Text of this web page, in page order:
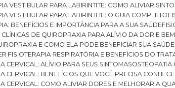
VESTIBULAR PARA LABIRINTITE: COMO ALIVIAR
VESTIBULAR PARA LABIRINTITE: O GUIA COMPLETO
BENEFÍCIOS E IMPORTÂNCIA PARA A SUA SAÚDE
CLÍNICAS DE QUIROPRAXIA PARA ALÍVIO DA DOR E
E COMO ELA PODE BENEFICIAR SUA SAÚDE
FISIOTERAPIA RESPIRATÓRIA E BENEFÍCIOS DO
CERVICAL: ALÍVIO PARA SEUS SINTOMAS
CERVICAL: BENEFÍCIOS QUE VOCÊ PRECISA
CERVICAL: COMO ALIVIAR DORES E MELHORAR A